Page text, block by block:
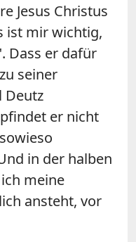
Jesus Christus
ist mir wichtig,
Dass er dafür
seiner
Deutz
er nicht
in der halben
meine
ansteht, vor